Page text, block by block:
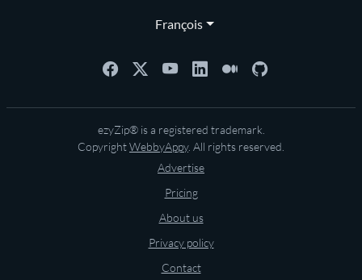
François
ezyZip® is a registered trademark.
CopyrightWebbyAppy. All rights reserved.
Advertise
Pricing
About us
Privacy policy
Contact